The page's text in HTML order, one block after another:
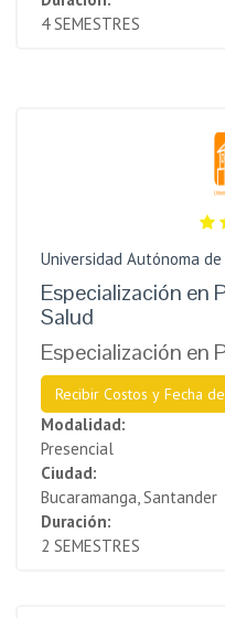
4 SEMESTRES
Universidad Autónoma
Especialización en
Salud
Especialización en
Recibir Costos y Fecha
Modalidad:
Presencial
Ciudad:
Bucaramanga, Santander
Duración:
2 SEMESTRES